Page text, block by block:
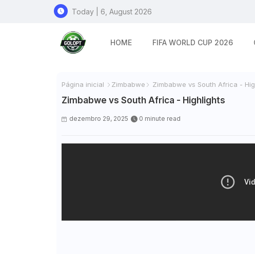
Today | 6, August 2026
HOME FIFA WORLD CUP 2026
Página inicial Zimbabwe Zimbabwe vs South Africa -
Zimbabwe vs South Africa - Highlights
dezembro 29, 2025 0 minute read